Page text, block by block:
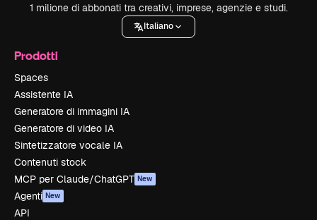
1 milione di abbonati tra creativi, imprese, agenzie e studi.
Italiano
Prodotti
Spaces
Assistente IA
Generatore di immagini IA
Generatore di video IA
Sintetizzatore vocale IA
Contenuti stock
MCP per Claude/ChatGPT New
Agenti New
API